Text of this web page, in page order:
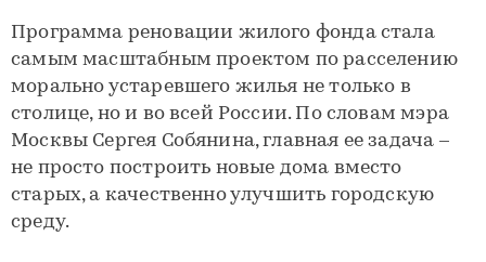
Программа реновации жилого фонда стала
самым масштабным проектом по расселению
морально устаревшего жилья не только в
столице, но и во всей России. По словам мэра
Москвы Сергея Собянина, главная ее задача –
не просто построить новые дома вместо
старых, а качественно улучшить городскую
среду.